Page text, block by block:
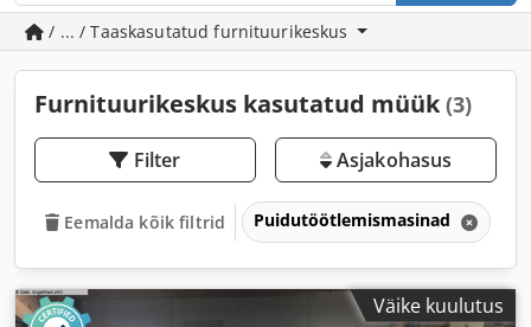
/ ... / Taaskasutatud furnituurikeskus
Furnituurikeskus kasutatud müük (3)
Filter Asjakohasus
Eemalda kõik filtrid Puidutöötlemismasinad
Väike kuulutus